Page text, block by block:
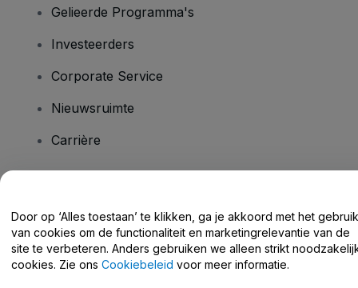
Gelieerde Programma's
Investeerders
Corporate Service
Nieuwsruimte
Carrière
Helpcentrum / Neem Contact Met Ons Op
Door op ‘Alles toestaan’ te klikken, ga je akkoord met het gebruik
van cookies om de functionaliteit en marketingrelevantie van de
site te verbeteren. Anders gebruiken we alleen strikt
cookies. Zie ons Cookiebeleid voor meer informatie.